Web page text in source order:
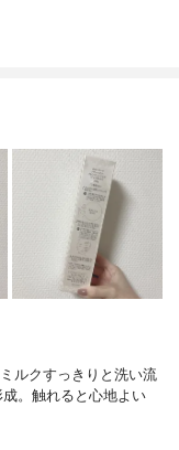
ルクすっきりと洗い流
。触れると心地よい